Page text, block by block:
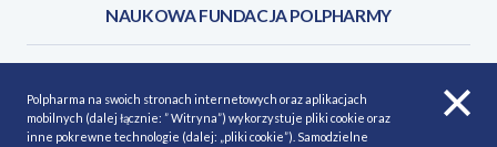
NAUKOWA FUNDACJA POLPHARMY
Polpharma na swoich stronach internetowych oraz aplikacjach
mobilnych (dalej łącznie: ” Witryna”) wykorzystuje pliki cookie oraz
inne pokrewne technologie (dalej: „pliki cookie”). Samodzielne